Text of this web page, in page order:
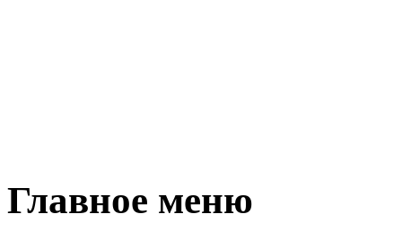
Главное меню